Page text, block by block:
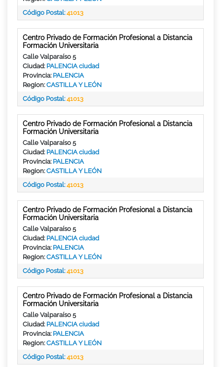
Código Postal:41013
Centro Privado de Formación Profesional a Distancia
Formación Universitaria
Calle Valparaíso 5
Ciudad: PALENCIA ciudad
Provincia: PALENCIA
Region:CASTILLA Y LEÓN
Código Postal:41013
Centro Privado de Formación Profesional a Distancia
Formación Universitaria
Calle Valparaíso 5
Ciudad: PALENCIA ciudad
Provincia: PALENCIA
Region:CASTILLA Y LEÓN
Código Postal:41013
Centro Privado de Formación Profesional a Distancia
Formación Universitaria
Calle Valparaíso 5
Ciudad: PALENCIA ciudad
Provincia: PALENCIA
Region:CASTILLA Y LEÓN
Código Postal:41013
Centro Privado de Formación Profesional a Distancia
Formación Universitaria
Calle Valparaíso 5
Ciudad: PALENCIA ciudad
Provincia: PALENCIA
Region:CASTILLA Y LEÓN
Código Postal:41013